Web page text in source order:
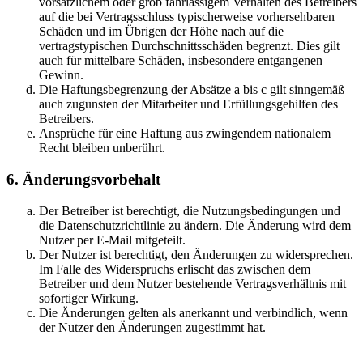
auf die bei Vertragsschluss typischerweise vorhersehbaren
Schäden und im Übrigen der Höhe nach auf die
vertragstypischen Durchschnittsschäden begrenzt. Dies gilt
auch für mittelbare Schäden, insbesondere entgangenen
Gewinn.
Die Haftungsbegrenzung der Absätze a bis c gilt sinngemäß
auch zugunsten der Mitarbeiter und Erfüllungsgehilfen des
Betreibers.
Ansprüche für eine Haftung aus zwingendem nationalem
Recht bleiben unberührt.
6. Änderungsvorbehalt
Der Betreiber ist berechtigt, die Nutzungsbedingungen und
die Datenschutzrichtlinie zu ändern. Die Änderung wird dem
Nutzer per E-Mail mitgeteilt.
Der Nutzer ist berechtigt, den Änderungen zu widersprechen.
Im Falle des Widerspruchs erlischt das zwischen dem
Betreiber und dem Nutzer bestehende Vertragsverhältnis mit
sofortiger Wirkung.
Die Änderungen gelten als anerkannt und verbindlich, wenn
der Nutzer den Änderungen zugestimmt hat.